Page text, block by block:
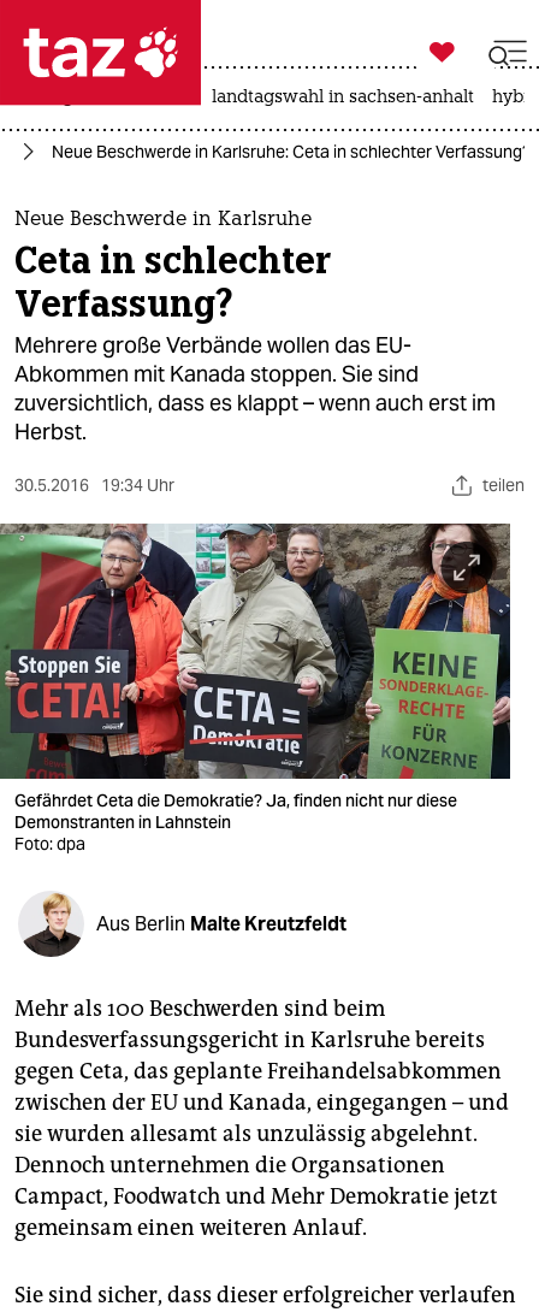
 taz zahl ich
taz zahl ich
themen
politik
öko
gesellschaft
kultur
sport
berlin
nord
wahrheit
verlag
verlag
veranstaltungen
shop
fragen & hilfe
unterstützen
genossenschaft
epaper login

taz zahl ich
landtagswahl in sachsen-anhalt
Neue Beschwerde in Karlsruhe: Ceta in schlechter Verfassung?
Neue Beschwerde in Karlsruhe
Ceta in schlechter
Verfassung?
Mehrere große Verbände wollen das EU-
Abkommen mit Kanada stoppen. Sie sind
zuversichtlich, dass es klappt – wenn auch erst im
Herbst.
30.5.2016 19:34 Uhr teilen
Gefährdet Ceta die Demokratie? Ja, finden nicht nur diese
Demonstranten in Lahnstein
Foto: dpa
Aus Berlin Malte Kreutzfeldt
Mehr als 100 Beschwerden sind beim
Bundesverfassungsgericht in Karlsruhe bereits
gegen Ceta, das geplante Freihandelsabkommen
zwischen der EU und Kanada, eingegangen – und
sie wurden allesamt als unzulässig abgelehnt.
Dennoch unternehmen die Organsationen
Campact, Foodwatch und Mehr Demokratie jetzt
gemeinsam einen weiteren Anlauf.
Sie sind sicher, dass dieser erfolgreicher verlaufen